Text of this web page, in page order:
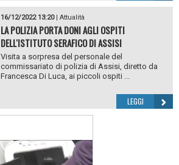
16/12/2022 13:20| Attualità
LA POLIZIA PORTA DONI AGLI OSPITI
DELL'ISTITUTO SERAFICO DI ASSISI
Visita a sorpresa del personale del
commissariato di polizia di Assisi, diretto da
Francesca Di Luca, ai piccoli ospiti ...
LEGGI